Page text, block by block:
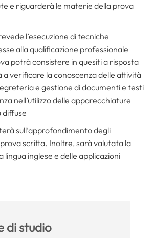
e riguarderà le materie della prova
l’esecuzione di tecniche
alla qualificazione professionale
potrà consistere in quesiti a risposta
a verificare la conoscenza delle attività
e gestione di documenti e testi
nell’utilizzo delle apparecchiature
diffuse
sull’approfondimento degli
scritta. Inoltre, sarà valutata la
lingua inglese e delle applicazioni
di studio